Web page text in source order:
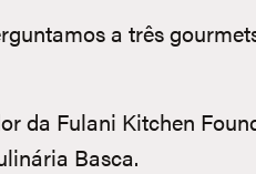
a três
da Fulani Kitchen
Basca.